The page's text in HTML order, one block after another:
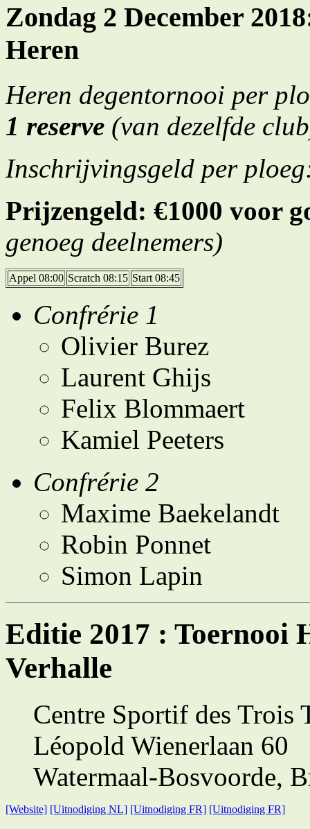
Zondag 2 December
Heren
Heren degentornooi per
1 reserve (van dezelfde
Inschrijvingsgeld per
Prijzengeld: €1000 voor
genoeg deelnemers)
Appel 08:00 Scratch 08:15 Start 08:45
Confrérie 1
Olivier Burez
Laurent Ghijs
Felix Blommaert
Kamiel Peeters
Confrérie 2
Maxime Baekelandt
Robin Ponnet
Simon Lapin
Editie 2017 : Toernooi
Verhalle
Centre Sportif des Trois
Léopold Wienerlaan 60
Watermaal-Bosvoorde,
[Website] [Uitnodiging NL] [Uitnodiging FR] [Uitnodiging FR]